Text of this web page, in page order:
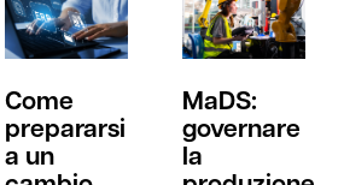
Come
prepararsi
a un
MaDS:
governare
la